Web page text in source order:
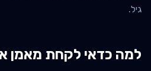
גיל.
למה כדאי לקחת מאמן